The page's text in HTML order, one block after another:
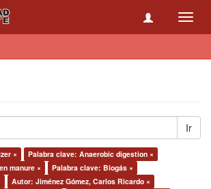
Ir
×
Palabra clave: Anaerobic digestion ×
manure ×
Palabra clave: Biogás ×
Autor: Jiménez Gómez, Carlos Ricardo ×